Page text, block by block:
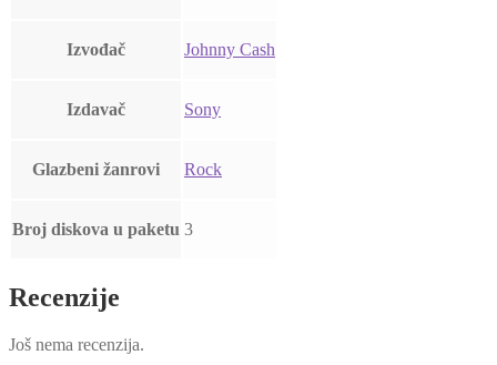
Izvođač Johnny Cash
Izdavač Sony
Glazbeni žanrovi Rock
Broj diskova u paketu 3
Recenzije
Još nema recenzija.